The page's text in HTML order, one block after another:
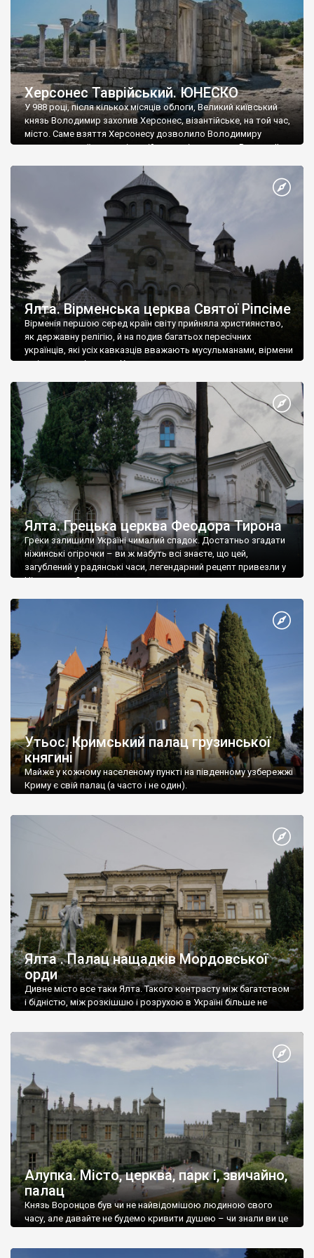
Херсонес Таврійський. ЮНЕСКО
У 988 році, після кількох місяців облоги, Великий київський
князь Володимир захопив Херсонес, візантійське, на той час,
місто. Саме взяття Херсонесу дозволило Володимиру
диктувати свої умови візантійському імператору Василю ІІ, та
Херсонесі Володимир-язичник, став Василем-християнином.
А потім було Хрещення Русі. На честь Херсонесу Таврійського
Ялта. Вірменська церква Святої Ріпсіме
Вірменія першою серед країн світу прийняла християнство,
як державну релігію, й на подив багатьох пересічних
українців, які усіх кавказців вважають мусульманами, вірмени
є відданими вірянами Христа
Ялта. Грецька церква Феодора Тирона
Греки залишили Україні чималий спадок. Достатньо згадати
ніжинські огірочки – ви ж мабуть всі знаєте, що цей,
загублений у радянські часи, легендарний рецепт привезли у
Ніжин греки?
Утьос. Кримський палац грузинської
княгині
Майже у кожному населеному пункті на південному узбережжі
Криму є свій палац (а часто і не один).
Ялта . Палац нащадків Мордовської
орди
Дивне місто все таки Ялта. Такого контрасту між багатством
і бідністю, між розкішшю і розрухою в Україні більше не
Алупка. Місто, церква, парк і, звичайно,
палац
Князь Воронцов був чи не найвідомішою людиною свого
часу, але давайте не будемо кривити душею – чи знали ви це